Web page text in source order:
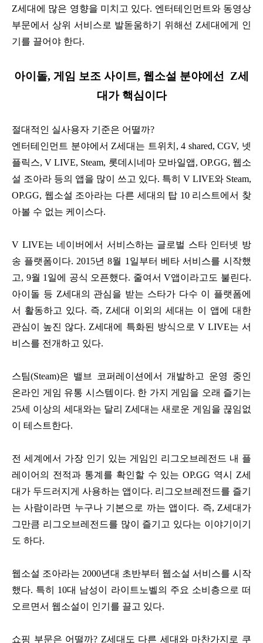
Z세대에 많은 영향을 미치고 있다. 엔터테인먼트와 동영상
부문에서 상위 서비스로 발돋움하기 위해선 Z세대에게 인
기를 끌어야 한다.
아이돌, 게임 보조 사이트, 웹소설 분야에선 Z세
대가 핵심이다
절대적인 실사용자 기준은 어떨까?
엔터테인먼트 분야에서 Z세대는 트위치, 4 shared, CGV, 넷
플릭스, V LIVE, Steam, 롯데시네마 모바일앱, OP.GG, 웹소
설 조아라 등의 앱을 많이 쓰고 있다. 특히 V LIVE와 Steam,
OP.GG, 웹소설 조아라는 다른 세대의 탑 10 리스트에서 찾
아볼 수 없는 케이스다.
V LIVE는 네이버에서 서비스하는 글로벌 스타 인터넷 방
송 플랫폼이다. 2015년 8월 1일부터 베타 서비스를 시작했
고, 9월 1일에 공식 오픈했다. 줄여서 V앱이라고도 불린다.
아이돌 등 Z세대의 관심을 받는 스타가 다수 이 플랫폼에
서 활동하고 있다. 즉, Z세대 이외의 세대는 이 앱에 대한
관심이 높진 않다. Z세대에 특화된 방식으로 V LIVE는 서
비스를 전개하고 있다.
스팀(Steam)은 밸브 코퍼레이션에서 개발하고 운영 중인
온라인 게임 유통 시스템이다. 한 가지 게임을 오래 즐기는
25세 이상의 세대와는 달리 Z세대는 새로운 게임을 끊임없
이 테스트한다.
전 세계에서 가장 인기 있는 게임인 리그오브레전드 내 플
레이어의 전적과 통계를 확인할 수 있는 OP.GG 역시 Z세
대가 두드러지게 사용하는 앱이다. 리그오브레전드를 즐기
는 사람이라면 누구나 기본으로 까는 앱이다. 즉, Z세대가
그만큼 리그오브레전드를 많이 즐기고 있다는 이야기이기
도 하다.
웹소설 조아라는 2000년대 초반부터 웹소설 서비스를 시작
했다. 특히 10대 남성이 라이트노벨의 주요 소비층으로 떠
오르면서 웹소설이 인기를 끌고 있다.
쇼핑 부문은 어떨까? Z세대도 다른 세대와 마찬가지로 쿠